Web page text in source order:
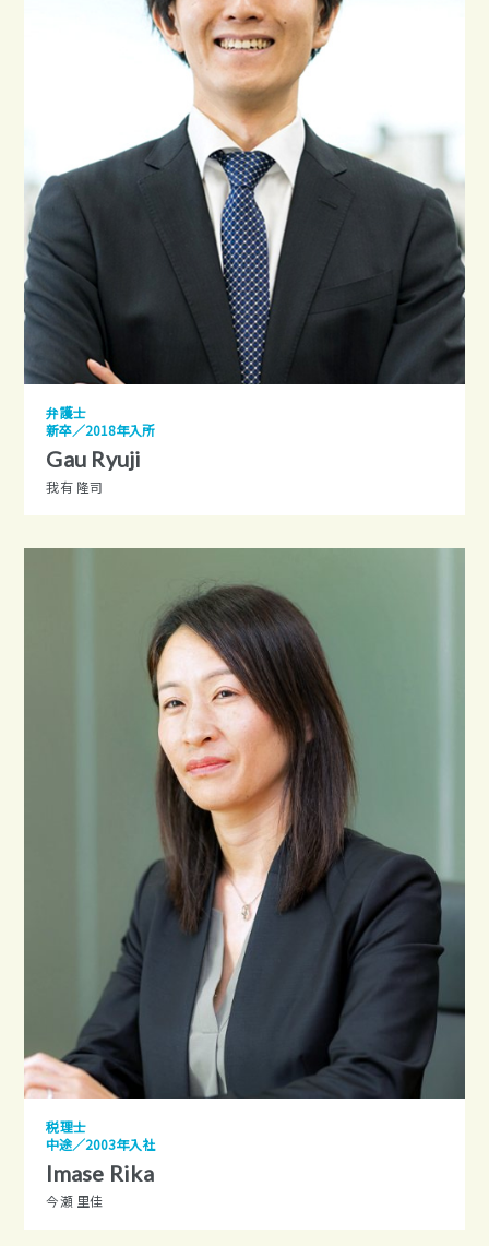
弁護士
新卒／2018年入所
Gau Ryuji
我有 隆司
税理士
中途／2003年入社
Imase Rika
今瀬 里佳